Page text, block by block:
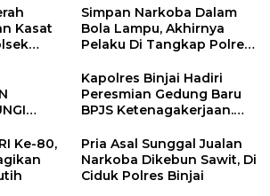
Kasat
Simpan Narkoba Dalam
Bola Lampu, Akhirnya
Pelaku Di Tangkap Polres
Kapolres Binjai Hadiri
Peresmian Gedung Baru
BPJS Ketenagakerjaan.
Menyeluruh bagi Pekerja”
Ke-80,
Pria Asal Sunggal Jualan
Narkoba Dikebun Sawit, Di
Ciduk Polres Binjai